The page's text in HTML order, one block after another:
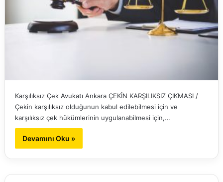
Karşılıksız Çek Avukatı Ankara ÇEKİN KARŞILIKSIZ ÇIKMASI /
Çekin karşılıksız olduğunun kabul edilebilmesi için ve
karşılıksız çek hükümlerinin uygulanabilmesi için,…
Devamını Oku »